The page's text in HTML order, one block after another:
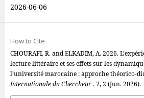
2026-06-06
How to Cite
CHOURAFI, R. and ELKADIM, A. 2026.
lecture littéraire et ses effets sur les
l’université marocaine : approche théorico-
Internationale du Chercheur. 7, 2 (Jun. 2026).